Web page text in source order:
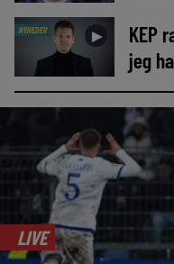
NYHEDER ►
KEP
jeg
LIVE